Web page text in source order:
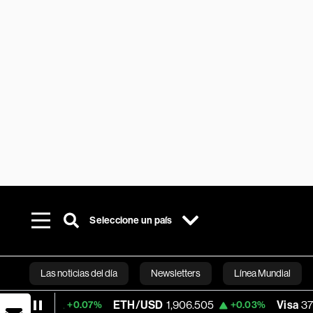
Seleccione un país
Las noticias del día Newsletters Línea Mundial
Bloomberg
ETH/USD 1,906.505 +0.03% Visa 370.47